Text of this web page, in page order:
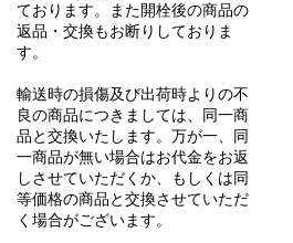
ております。また開栓後の商品の
返品・交換もお断りしておりま
す。
輸送時の損傷及び出荷時よりの不
良の商品につきましては、同一商
品と交換いたします。万が一、同
一商品が無い場合はお代金をお返
しさせていただくか、もしくは同
等価格の商品と交換させていただ
く場合がございます。